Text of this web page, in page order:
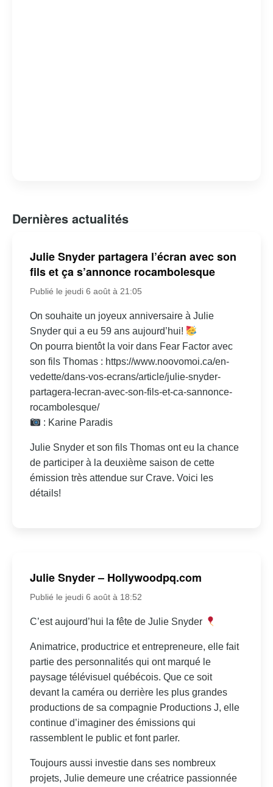
Dernières actualités
Julie Snyder partagera l’écran avec son
fils et ça s’annonce rocambolesque
Publié le jeudi 6 août à 21:05
On souhaite un joyeux anniversaire à Julie
Snyder qui a eu 59 ans aujourd’hui!
On pourra bientôt la voir dans Fear Factor avec
son fils Thomas : https://www.noovomoi.ca/en-
vedette/dans-vos-ecrans/article/julie-snyder-
partagera-lecran-avec-son-fils-et-ca-sannonce-
rocambolesque/
: Karine Paradis
Julie Snyder et son fils Thomas ont eu la chance
de participer à la deuxième saison de cette
émission très attendue sur Crave. Voici les
détails!
Julie Snyder – Hollywoodpq.com
Publié le jeudi 6 août à 18:52
C’est aujourd’hui la fête de Julie Snyder
Animatrice, productrice et entrepreneure, elle fait
partie des personnalités qui ont marqué le
paysage télévisuel québécois. Que ce soit
devant la caméra ou derrière les plus grandes
productions de sa compagnie Productions J, elle
continue d’imaginer des émissions qui
rassemblent le public et font parler.
Toujours aussi investie dans ses nombreux
projets, Julie demeure une créatrice passionnée